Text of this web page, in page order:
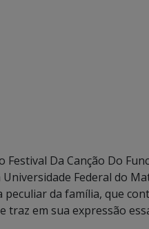
Da Canção Do
Federal do
peculiar da família, que
traz em sua expressão